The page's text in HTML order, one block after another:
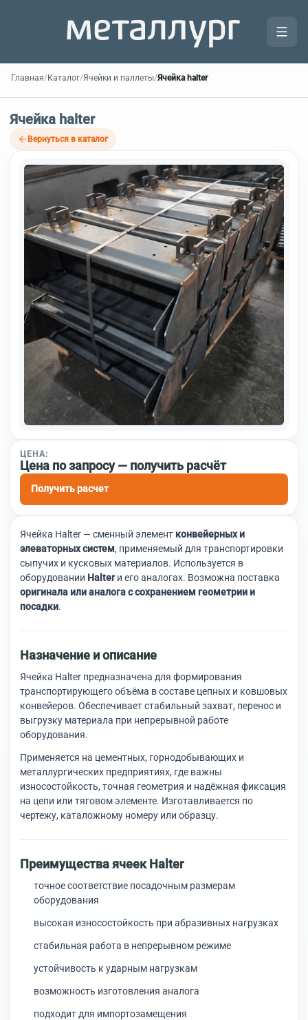
Главная/Каталог/Ячейки и паллеты/Ячейка halter
Ячейка halter
Вернуться в каталог
ЦЕНА:
Цена по запросу — получить расчёт
Получить расчет
Ячейка Halter — сменный элемент конвейерных и
элеваторных систем, применяемый для транспортировки
сыпучих и кусковых материалов. Используется в
оборудовании Halterи его аналогах. Возможна поставка
оригинала или аналога с сохранением геометрии и
посадки.
Назначение и описание
Ячейка Halter предназначена для формирования
транспортирующего объёма в составе цепных и ковшовых
конвейеров. Обеспечивает стабильный захват, перенос и
выгрузку материала при непрерывной работе
оборудования.
Применяется на цементных, горнодобывающих и
металлургических предприятиях, где важны
износостойкость, точная геометрия и надёжная фиксация
на цепи или тяговом элементе. Изготавливается по
чертежу, каталожному номеру или образцу.
Преимущества ячеек Halter
точное соответствие посадочным размерам
оборудования
высокая износостойкость при абразивных нагрузках
стабильная работа в непрерывном режиме
устойчивость к ударным нагрузкам
возможность изготовления аналога
подходит для импортозамещения